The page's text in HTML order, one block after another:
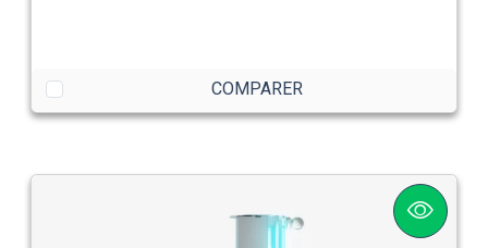
COMPARER